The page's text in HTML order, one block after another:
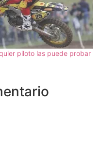
piloto las puede probar